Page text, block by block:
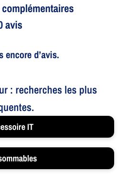
complémentaires
avis
encore d’avis.
: recherches les plus
IT